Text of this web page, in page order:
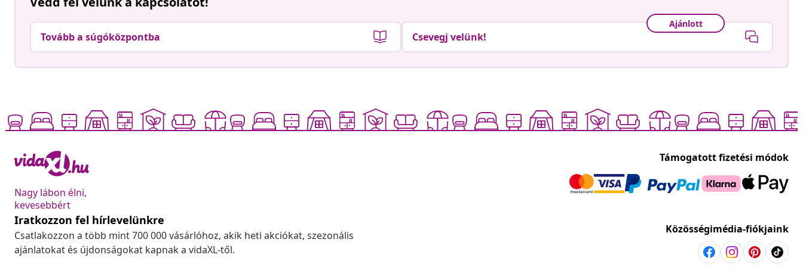
Tovább a súgóközpontba
Ajánlott
Csevegj velünk!
Nagy lábon élni,
kevesebbért
Támogatott fizetési módok
Iratkozzon fel hírlevelünkre
Csatlakozzon a több mint 700 000 vásárlóhoz, akik heti akciókat, szezonális
ajánlatokat és újdonságokat kapnak a vidaXL-től.
Közösségimédia-fiókjaink